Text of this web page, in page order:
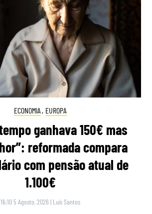
ECONOMIA , EUROPA
ganhava 150€ mas
reformada compara
com pensão atual de
1.100€
16:10 5 Agosto, 2026 | Luís Santos